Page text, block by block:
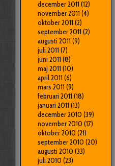
december 2011 (12)
november 2011 (4)
oktober 2011 (2)
september 2011 (2)
augusti 2011 (9)
juli 2011 (7)
juni 2011 (8)
maj 2011 (10)
april 2011 (6)
mars 2011 (9)
februari 2011 (18)
januari 2011 (13)
december 2010 (39)
november 2010 (17)
oktober 2010 (21)
september 2010 (20)
augusti 2010 (33)
juli 2010 (23)